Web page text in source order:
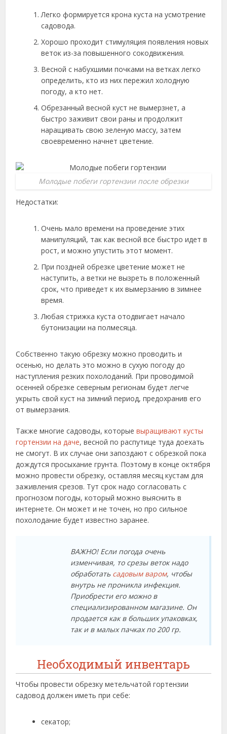
Легко формируется крона куста на усмотрение
садовода.
Хорошо проходит стимуляция появления новых
веток из-за повышенного сокодвижения.
Весной с набухшими почками на ветках легко
определить, кто из них пережил холодную
погоду, а кто нет.
Обрезанный весной куст не вымерзнет, а
быстро заживит свои раны и продолжит
наращивать свою зеленую массу, затем
своевременно начнет цветение.
Молодые побеги гортензии после обрезки
Недостатки:
Очень мало времени на проведение этих
манипуляций, так как весной все быстро идет в
рост, и можно упустить этот момент.
При поздней обрезке цветение может не
наступить, а ветки не вызреть в положенный
срок, что приведет к их вымерзанию в зимнее
время.
Любая стрижка куста отодвигает начало
бутонизации на полмесяца.
Собственно такую обрезку можно проводить и
осенью, но делать это можно в сухую погоду до
наступления резких похолоданий. При проводимой
осенней обрезке северным регионам будет легче
укрыть свой куст на зимний период, предохранив его
от вымерзания.
Также многие садоводы, которыевыращивают кусты
гортензии на даче, весной по распутице туда доехать
не смогут. В их случае они запоздают с обрезкой пока
дождутся просыхание грунта. Поэтому в конце октября
можно провести обрезку, оставляя месяц кустам для
заживления срезов. Тут срок надо согласовать с
прогнозом погоды, который можно выяснить в
интернете. Он может и не точен, но про сильное
похолодание будет известно заранее.
ВАЖНО! Если погода очень
изменчивая, то срезы веток надо
обработать садовым варом, чтобы
внутрь не проникла инфекция.
Приобрести его можно в
специализированном магазине. Он
продается как в больших упаковках,
так и в малых пачках по 200 гр.
Необходимый инвентарь
Чтобы провести обрезку метельчатой гортензии
садовод должен иметь при себе:
секатор;